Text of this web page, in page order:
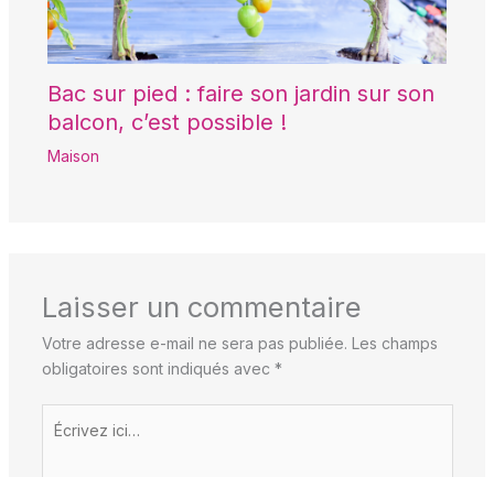
Bac sur pied : faire son jardin sur son
balcon, c’est possible !
Maison
Laisser un commentaire
Votre adresse e-mail ne sera pas publiée. Les champs
obligatoires sont indiqués avec *
ici…